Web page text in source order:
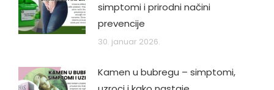
simptomi i prirodni načini
prevencije
30. januar 2026.
Kamen u bubregu – simptomi,